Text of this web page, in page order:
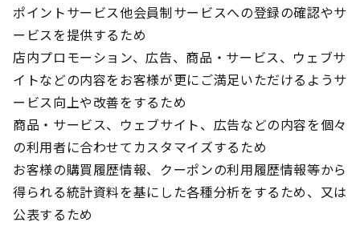
ポイントサービス他会員制サービスへの登録の確認やサ
ービスを提供するため
店内プロモーション、広告、商品・サービス、ウェブサ
イトなどの内容をお客様が更にご満足いただけるようサ
ービス向上や改善をするため
商品・サービス、ウェブサイト、広告などの内容を個々
の利用者に合わせてカスタマイズするため
お客様の購買履歴情報、クーポンの利用履歴情報等から
得られる統計資料を基にした各種分析をするため、又は
公表するため